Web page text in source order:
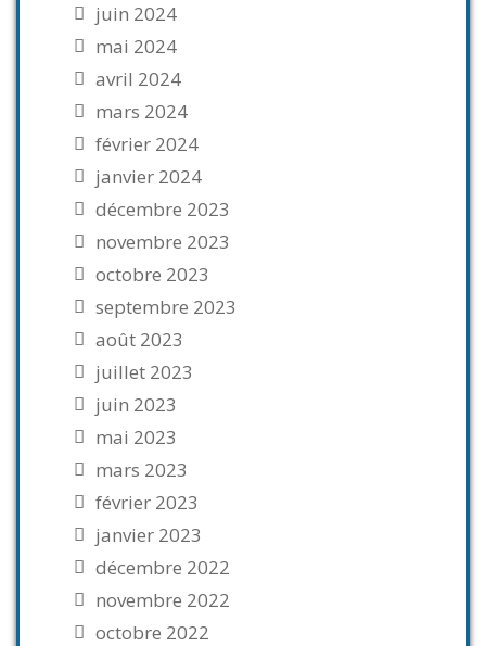
juin 2024
mai 2024
avril 2024
mars 2024
février 2024
janvier 2024
décembre 2023
novembre 2023
octobre 2023
septembre 2023
août 2023
juillet 2023
juin 2023
mai 2023
mars 2023
février 2023
janvier 2023
décembre 2022
novembre 2022
octobre 2022